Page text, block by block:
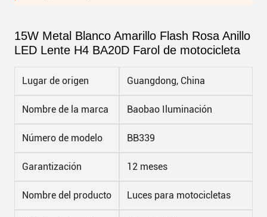
15W Metal Blanco Amarillo Flash Rosa Anillo
LED Lente H4 BA20D Farol de motocicleta
Lugar de origen Guangdong, China
Nombre de la marca Baobao Iluminación
Número de modelo BB339
Garantización 12 meses
Nombre del producto Luces para motocicletas